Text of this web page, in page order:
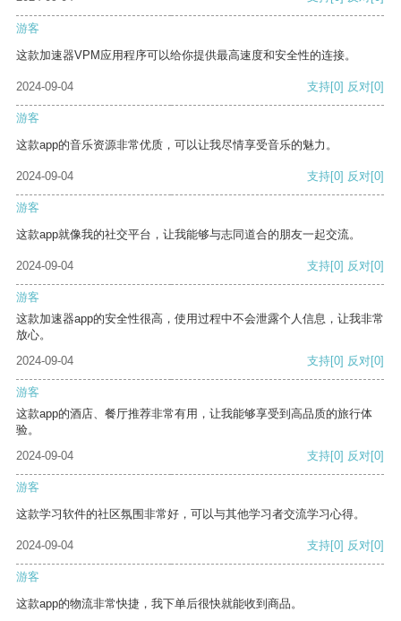
游客
这款加速器VPM应用程序可以给你提供最高速度和安全性的连接。
2024-09-04 支持[0] 反对[0]
游客
这款app的音乐资源非常优质，可以让我尽情享受音乐的魅力。
2024-09-04 支持[0] 反对[0]
游客
这款app就像我的社交平台，让我能够与志同道合的朋友一起交流。
2024-09-04 支持[0] 反对[0]
游客
这款加速器app的安全性很高，使用过程中不会泄露个人信息，让我非常
放心。
2024-09-04
支持[0] 反对[0]
游客
这款app的酒店、餐厅推荐非常有用，让我能够享受到高品质的旅行体
验。
2024-09-04
支持[0] 反对[0]
游客
这款学习软件的社区氛围非常好，可以与其他学习者交流学习心得。
2024-09-04 支持[0] 反对[0]
游客
这款app的物流非常快捷，我下单后很快就能收到商品。